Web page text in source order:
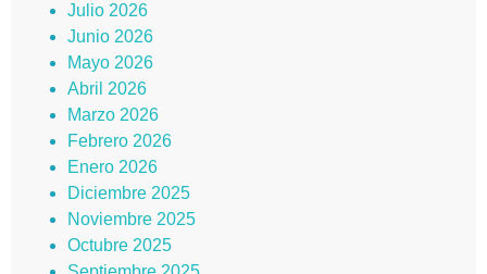
Julio 2026
Junio 2026
Mayo 2026
Abril 2026
Marzo 2026
Febrero 2026
Enero 2026
Diciembre 2025
Noviembre 2025
Octubre 2025